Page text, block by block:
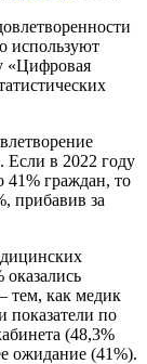
используют
«Цифровая
Если в 2022 году
граждан, то
прибавив за
оказались
тем, как медик
показатели по
(48,3%
ожидание (41%).